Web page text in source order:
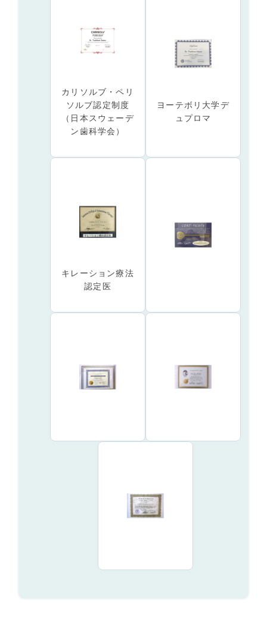
カリソルブ・ペリ
ソルブ認定制度
（日本スウェーデ
ン歯科学会）
ヨーテボリ大学デ
ュプロマ
キレーション療法
認定医